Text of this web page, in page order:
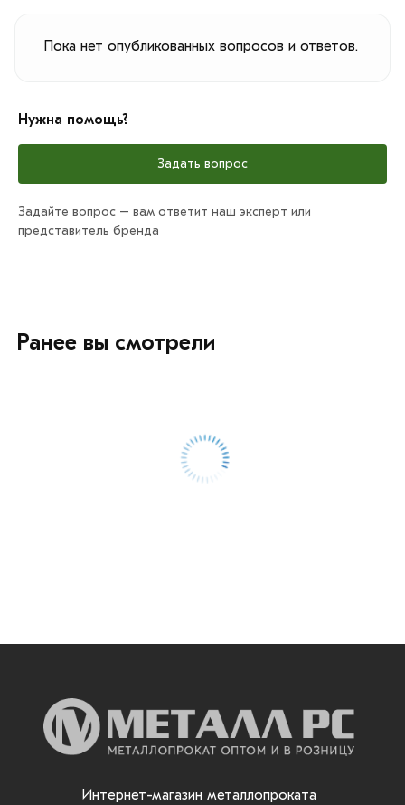
Пока нет опубликованных вопросов и ответов.
Нужна помощь?
Задать вопрос
Задайте вопрос – вам ответит наш эксперт или
представитель бренда
Ранее вы смотрели
Интернет-магазин металлопроката